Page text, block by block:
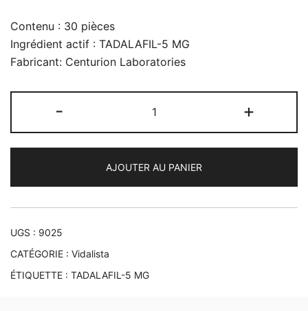
Contenu : 30 pièces
Ingrédient actif : TADALAFIL-5 MG
Fabricant: Centurion Laboratories
-
de
Vidalista
mg
+
AJOUTER AU PANIER
UGS : 9025
CATÉGORIE : Vidalista
ÉTIQUETTE : TADALAFIL-5 MG